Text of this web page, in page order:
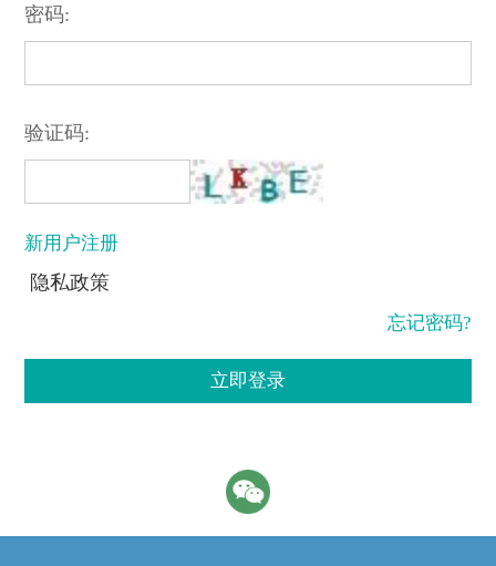
密码:
验证码:
新用户注册
隐私政策
忘记密码?
立即登录